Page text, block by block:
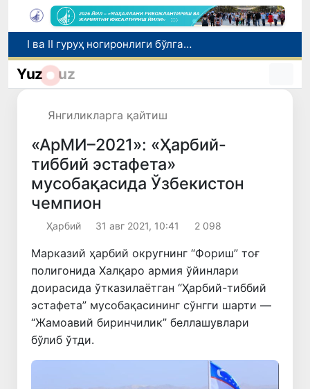
I ва II гуруҳ ногиронлиги бўлган фуқароларга пенсия проактив тарзда тайинланади
Бозорга чиқариладиган барча маҳсулотлар хавфсиз бўлиши шарт
Yuz uz
Янгиликларга қайтиш
«АрМИ–2021»: «Ҳарбий-
тиббий эстафета»
мусобақасида Ўзбекистон
чемпион
Ҳарбий 31 авг 2021, 10:41 2 098
Марказий ҳарбий округнинг “Фориш” тоғ
полигонида Халқаро армия ўйинлари
доирасида ўтказилаётган “Ҳарбий-тиббий
эстафета” мусобақасининг сўнгги шарти —
“Жамоавий биринчилик” беллашувлари
бўлиб ўтди.